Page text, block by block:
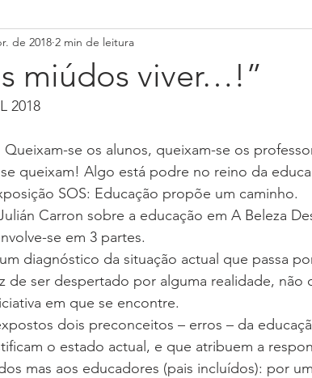
miúdos viver…!”
de 2018 2 min de leitura
2018
se os alunos, queixam-se os
queixam! Algo está podre no reino da
SOS: Educação propõe um caminho.
Carron sobre a educação em A Beleza
se em 3 partes.
diagnóstico da situação actual que passa
de ser despertado por alguma realidade, não
em que se encontre.
dois preconceitos – erros – da
o estado actual, e que atribuem a
mas aos educadores (pais incluídos): por